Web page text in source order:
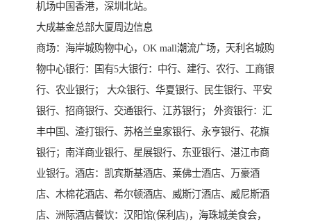
机场中国香港，深圳北站。
大成基金总部大厦周边信息
商场：海岸城购物中心，OK mall潮流广场，天利名城购
物中心银行：国有5大银行：中行、建行、农行、工商银
行、农业银行； 大众银行、华夏银行、民生银行、平安
银行、招商银行、交通银行、江苏银行； 外资银行：汇
丰中国、渣打银行、苏格兰皇家银行、永亨银行、花旗
银行；南洋商业银行、星展银行、东亚银行、湛江市商
业银行。酒店：凯宾斯基酒店、莱佛士酒店、万豪酒
店、木棉花酒店、希尔顿酒店、威斯汀酒店、威尼斯酒
店、洲际酒店餐饮：汉阳馆(保利店)，海珠城美食会，